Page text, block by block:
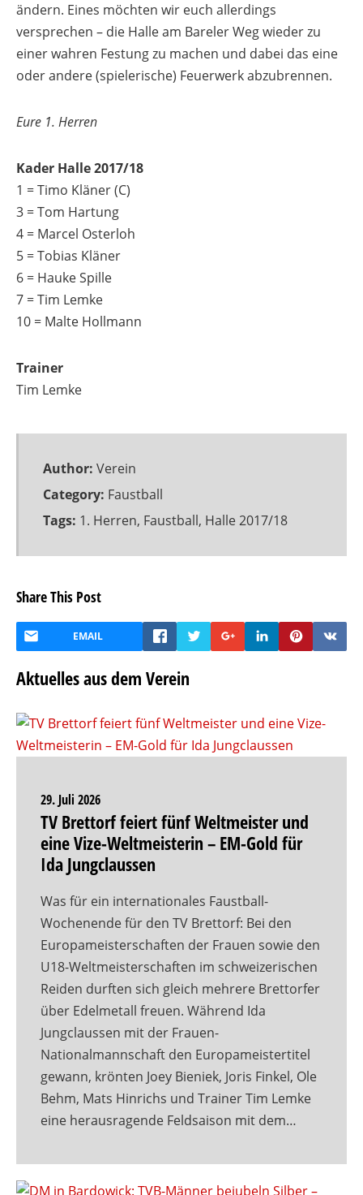
ändern. Eines möchten wir euch allerdings
versprechen – die Halle am Bareler Weg wieder zu
einer wahren Festung zu machen und dabei das eine
oder andere (spielerische) Feuerwerk abzubrennen.
Eure 1. Herren
Kader Halle 2017/18
1 = Timo Kläner (C)
3 = Tom Hartung
4 = Marcel Osterloh
5 = Tobias Kläner
6 = Hauke Spille
7 = Tim Lemke
10 = Malte Hollmann
Trainer
Tim Lemke
Author: Verein
Category: Faustball
Tags: 1. Herren, Faustball, Halle 2017/18
Share This Post
EMAIL
Aktuelles aus dem Verein
29. Juli 2026
TV Brettorf feiert fünf Weltmeister und
eine Vize-Weltmeisterin – EM-Gold für
Ida Jungclaussen
Was für ein internationales Faustball-
Wochenende für den TV Brettorf: Bei den
Europameisterschaften der Frauen sowie den
U18-Weltmeisterschaften im schweizerischen
Reiden durften sich gleich mehrere Brettorfer
über Edelmetall freuen. Während Ida
Jungclaussen mit der Frauen-
Nationalmannschaft den Europameistertitel
gewann, krönten Joey Bieniek, Joris Finkel, Ole
Behm, Mats Hinrichs und Trainer Tim Lemke
eine herausragende Feldsaison mit dem…